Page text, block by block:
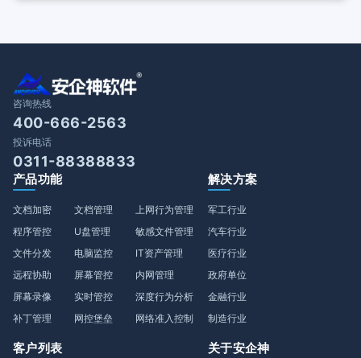
咨询热线
400-666-2563
投诉电话
0311-88388833
产品功能
文档加密
程序管控
文件分发
远程协助
屏幕录像
补丁管理
文档管理
U盘管理
电脑监控
屏幕管控
实时管控
网控堡垒
上网行为管理
敏感文件管理
IT资产管理
内网管理
深度行为分析
网络准入控制
解决方案
军工行业
汽车行业
医疗行业
政府单位
金融行业
制造行业
客户列表 关于安企神